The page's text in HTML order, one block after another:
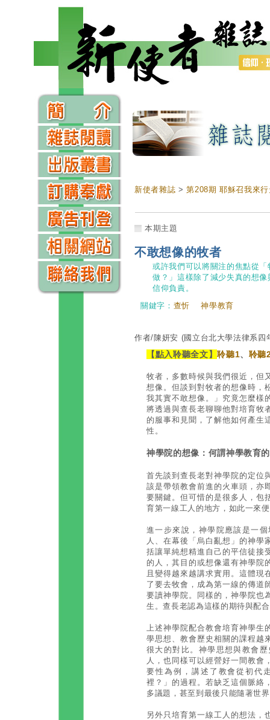
新使者雜誌 >第208期 耶穌召我來
本期主題
不敢想像的牧者
或許我們可以將關注的焦點從
做？」這樣除了減少失真的想
信仰負責。
關鍵字： 查忻 神學教育
作者/陳妍安 (國立台北大學法律系四
【點入聆聽全文】聆聽1、 聆聽
牧者，多數時候與我們很近，但
想像。但談到對牧者的想像時，
我其實不敢想像。」究竟怎麼樣
將透過與查長老聊聊他對培育牧
的服事和見聞，了解他如何產生
性。
神學院的想像：何謂神學教育
首先談到查長老對神學院的定位
該是帶領教會前進的火車頭，亦
要關鍵。但可惜的是很多人，包
育第一線工人的地方，如此一來
進一步來說，神學院應該是一
人、在幕後「烏白亂想」的神學
括讓單純想精進自己的平信徒接
的人，其目的或想像還有神學院
且變得越來越講求實用。這體現
了要去牧會，成為第一線的傳道
要讀神學院。同樣的，神學院也
生。查長老認為這樣的期待與配
上述神學院配合教會培育神學生
學思想、教會歷史相關的課程越
很大的對比。神學思想與教會
人，也同樣可以經營好一間教會
要性為例，講述了教會從初代
裡？」的過程。若缺乏這個脈絡
多議題，甚至到最後只能隨著世
另外只培育第一線工人的想法，